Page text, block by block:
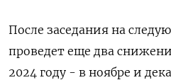
После заседания на
проведет еще два
2024 году - в ноябре и